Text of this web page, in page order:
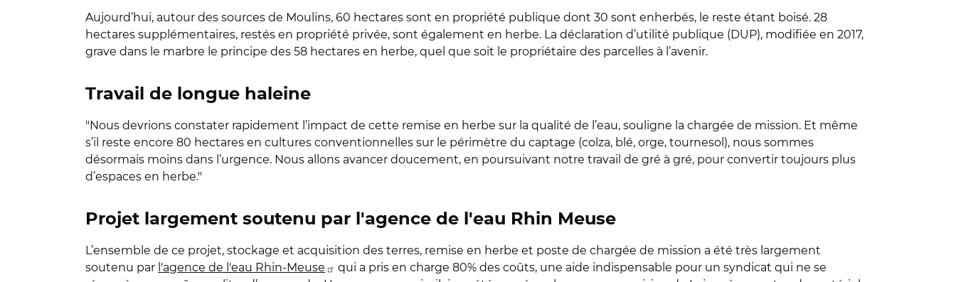
Aujourd’hui, autour des sources de Moulins, 60 hectares sont en propriété publique dont 30 sont enherbés, le reste étant boisé. 28
hectares supplémentaires, restés en propriété privée, sont également en herbe. La déclaration d’utilité publique (DUP), modifiée en 2017,
grave dans le marbre le principe des 58 hectares en herbe, quel que soit le propriétaire des parcelles à l’avenir.
Travail de longue haleine
"Nous devrions constater rapidement l’impact de cette remise en herbe sur la qualité de l’eau, souligne la chargée de mission. Et même
s’il reste encore 80 hectares en cultures conventionnelles sur le périmètre du captage (colza, blé, orge, tournesol), nous sommes
désormais moins dans l’urgence. Nous allons avancer doucement, en poursuivant notre travail de gré à gré, pour convertir toujours plus
d’espaces en herbe."
Projet largement soutenu par l'agence de l'eau Rhin Meuse
L’ensemble de ce projet, stockage et acquisition des terres, remise en herbe et poste de chargée de mission a été très largement
soutenu par l'agence de l'eau Rhin-Meuse
qui a pris en charge 80% des coûts, une aide indispensable pour un syndicat qui ne se